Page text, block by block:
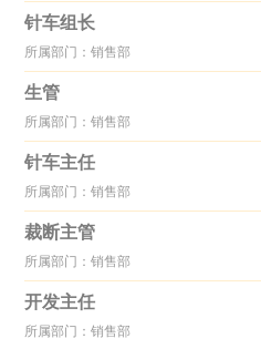
针车组长
所属部门：销售部
生管
所属部门：销售部
针车主任
所属部门：销售部
裁断主管
所属部门：销售部
开发主任
所属部门：销售部